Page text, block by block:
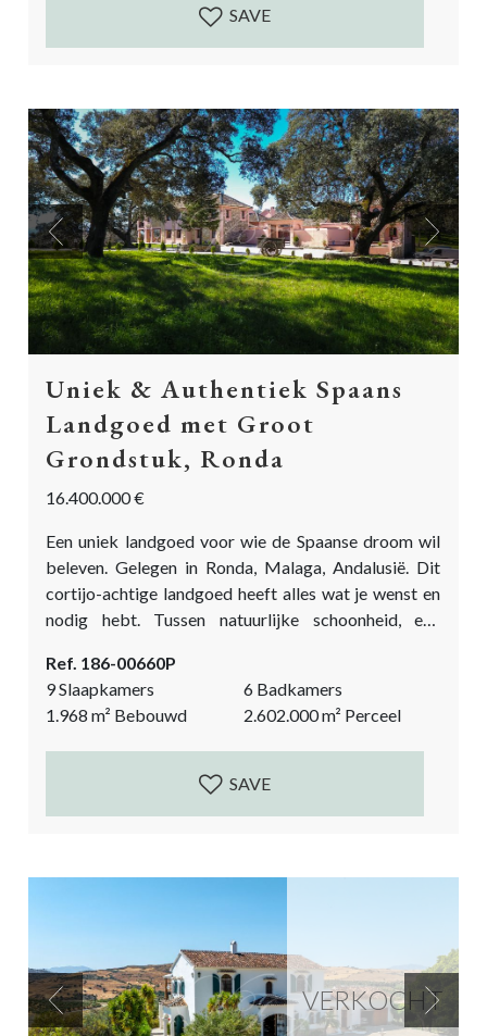
SAVE
Previous Next
Uniek & Authentiek Spaans
Landgoed met Groot
Grondstuk, Ronda
16.400.000 €
Een uniek landgoed voor wie de Spaanse droom wil
beleven. Gelegen in Ronda, Malaga, Andalusië. Dit
cortijo-achtige landgoed heeft alles wat je wenst en
nodig hebt. Tussen natuurlijke schoonheid, een
landgoed heeft meer dan 1900 m2 bebouwde
oppervlakte, waaronder een herenhuis met vier
slaapkamers, een gastenverblijf met drie
slaapkamers, een personeelswoning met twee
slaapkamers en een grote schuur. De huidige eigenaar
Ref. 186-00660P
9 Slaapkamers
6 Badkamers
1.968m² Bebouwd 2.602.000m² Perceel
SAVE
VERKOCHT
Previous Next